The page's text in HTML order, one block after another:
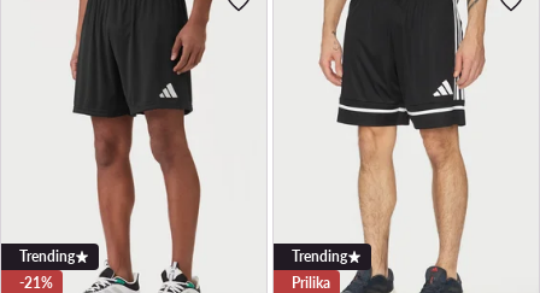
Trending
-21%
Trending
Prilika